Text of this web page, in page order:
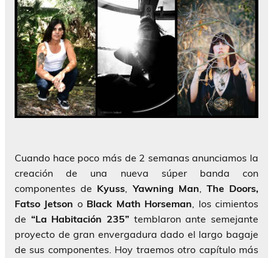
Cuando hace poco más de 2 semanas anunciamos la
creación de una nueva súper banda con
componentes de Kyuss,Yawning Man, The Doors,
Fatso Jetson o Black Math Horseman, los cimientos
de “La Habitación 235” temblaron ante semejante
proyecto de gran envergadura dado el largo bagaje
de sus componentes. Hoy traemos otro capítulo más